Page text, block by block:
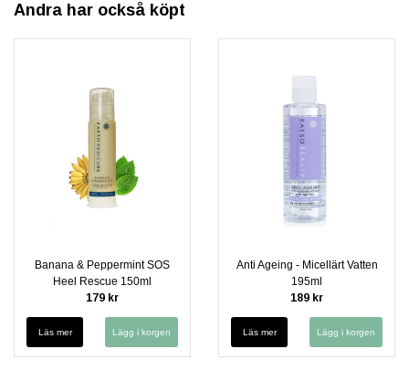
Andra har också köpt
Banana & Peppermint SOS
Heel Rescue 150ml
179 kr
Läs mer
Anti Ageing - Micellärt Vatten
195ml
189 kr
Läs mer